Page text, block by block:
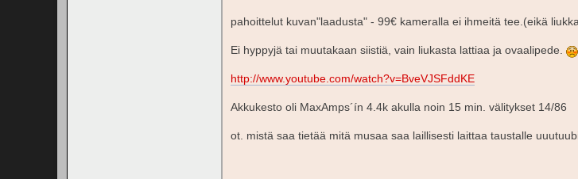
pahoittelut kuvan"laadusta" - 99€ kameralla ei ihmeitä tee.(eikä
Ei hyppyjä tai muutakaan siistiä, vain liukasta lattiaa ja ovaalipede.
http://www.youtube.com/watch?v=BveVJSFddKE
Akkukesto oli MaxAmps´ín 4.4k akulla noin 15 min. välitykset 14/86
ot. mistä saa tietää mitä musaa saa laillisesti laittaa taustalle